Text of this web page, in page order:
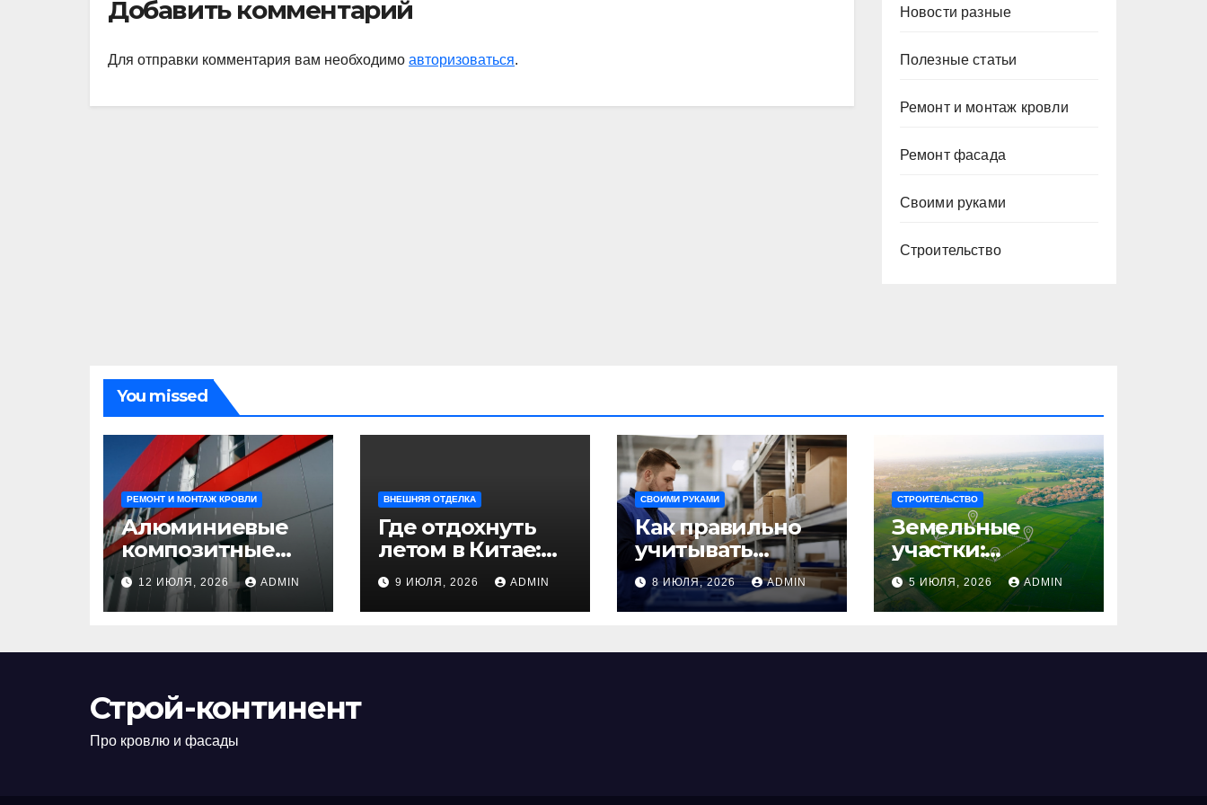
у»
Добавить комментарий
Для отправки комментария вам необходимо авторизоваться.
Новости разные
Полезные статьи
Ремонт и монтаж кровли
Ремонт фасада
Своими руками
Строительство
You missed
РЕМОНТ И МОНТАЖ КРОВЛИ
Алюминиевые
композитные
панели:
универсальное
решение для
12 ИЮЛЯ, 2026 ADMIN
ВНЕШНЯЯ ОТДЕЛКА
Где отдохнуть
летом в Китае:
лучшие
направления
для
9 ИЮЛЯ, 2026 ADMIN
СВОИМИ РУКАМИ
Как правильно
учитывать
рабочее время
сотрудников:
советы для
8 ИЮЛЯ, 2026 ADMIN
СТРОИТЕЛЬСТВО
Земельные
участки:
правовые
аспекты, виды и
возможности
5 ИЮЛЯ, 2026 ADMIN
Строй-континент
Про кровлю и фасады